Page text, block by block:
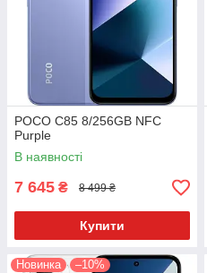
POCO C85 8/256GB NFC
Purple
В наявності
7 645 ₴ 8 499 ₴
Купити
Новинка –10%